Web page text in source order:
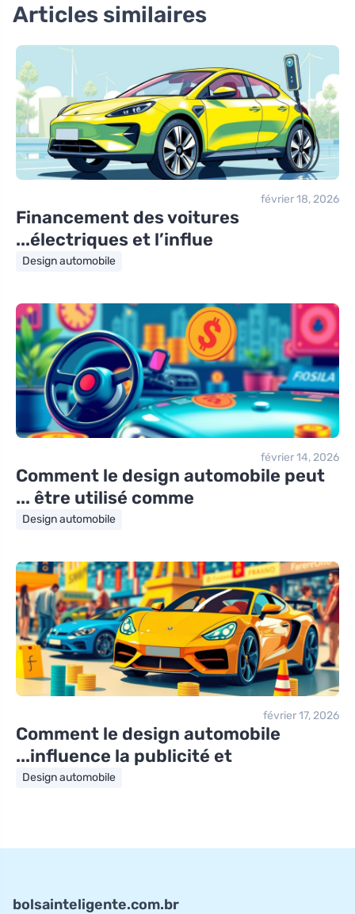
Articles similaires
février 18, 2026
Financement des voitures
électriques et l’influe...
Design automobile
février 14, 2026
Comment le design automobile peut
être utilisé comme ...
Design automobile
février 17, 2026
Comment le design automobile
influence la publicité et...
Design automobile
bolsainteligente.com.br